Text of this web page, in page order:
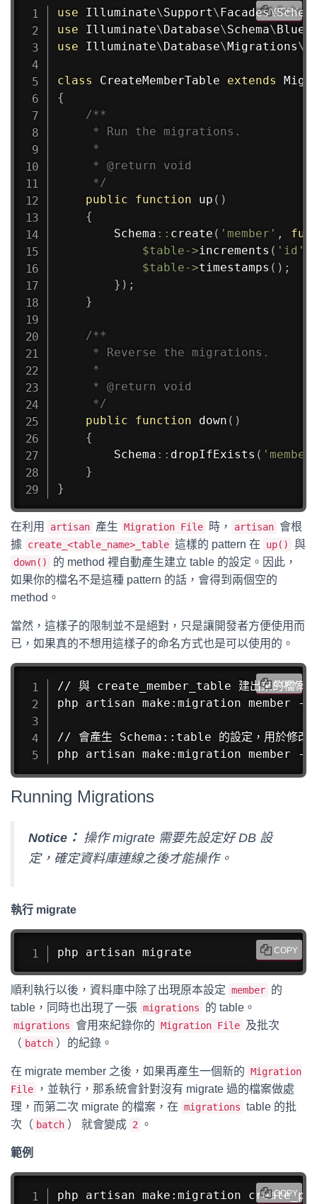
use Illuminate\Support\ Facades\
use
Illuminate\ Database\Schema\
use
Illuminate\ Database\ Migrations\
class CreateMemberTable extends
{
/**
     * Run the migrations.
     *
     * @return void
     */
public
function up ( )
{
Schema :: create ( 'member' ,
$table->increments ( 'id'
$table->timestamps ( ) ;
} ) ;
}
/**
     * Reverse the migrations.
     *
     * @return void
     */
public
function down ( )
{
Schema :: dropIfExists (
}
}
COPY
在利用 artisan 產生 Migration File 時， artisan 會根
據 create_<table_name>_table 這樣的 pattern 在 up() 與
down()
的 method 裡自動產生建立 table 的設定。因此，
如果你的檔名不是這種 pattern 的話，會得到兩個空的
method。
當然，這樣子的限制並不是絕對，只是讓開發者方便使用而
已，如果真的不想用這樣子的命名方式也是可以使用的。
// 與 create_member_table 建出來的檔案
php artisan make:migration member --
// 會產生 Schema::table 的設定，用於修改
php artisan make:migration member
COPY
Running Migrations
Notice： 操作 migrate 需要先設定好 DB 設
定，確定資料庫連線之後才能操作。
執行 migrate
php artisan migrate COPY
順利執行以後，資料庫中除了出現原本設定 member 的
table，同時也出現了一張 migrations 的 table。
migrations 會用來紀錄你的 Migration File
及批次
（ batch ）的紀錄。
在 migrate member 之後，如果再產生一個新的 Migration
File
，並執行，那系統會針對沒有 migrate 過的檔案做處
理，而第二次 migrate 的檔案，在 migrations table 的批
次（ batch ） 就會變成 2 。
範例
php artisan make:migration COPY